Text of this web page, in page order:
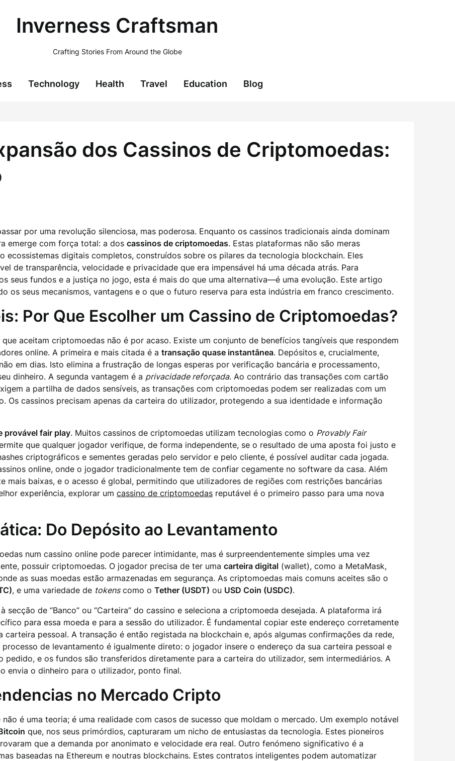
Inverness Craftsman
Crafting Stories From Around the Globe
Technology Health Travel Education Blog
dos Cassinos de Criptomoedas:
por uma revolução silenciosa, mas poderosa. Enquanto os cassinos tradicionais ainda dominam
emerge com força total: a dos cassinos de criptomoedas. Estas plataformas não são meras
ecossistemas digitais completos, construídos sobre os pilares da tecnologia blockchain. Eles
de transparência, velocidade e privacidade que era impensável há uma década atrás. Para
seus fundos e a justiça no jogo, esta é mais do que uma alternativa—é uma evolução. Este artigo
os seus mecanismos, vantagens e o que o futuro reserva para esta indústria em franco crescimento.
Por Que Escolher um Cassino de Criptomoedas?
aceitam criptomoedas não é por acaso. Existe um conjunto de benefícios tangíveis que respondem
online. A primeira e mais citada é a transação quase instantânea. Depósitos e, crucialmente,
em dias. Isto elimina a frustração de longas esperas por verificação bancária e processamento,
dinheiro. A segunda vantagem é a privacidade reforçada. Ao contrário das transações com cartão
a partilha de dados sensíveis, as transações com criptomoedas podem ser realizadas com um
Os cassinos precisam apenas da carteira do utilizador, protegendo a sua identidade e informação
provável fair play. Muitos cassinos de criptomoedas utilizam tecnologias como o Provably Fair
que qualquer jogador verifique, de forma independente, se o resultado de uma aposta foi justo e
criptográficos e sementes geradas pelo servidor e pelo cliente, é possível auditar cada jogada.
online, onde o jogador tradicionalmente tem de confiar cegamente no software da casa. Além
mais baixas, e o acesso é global, permitindo que utilizadores de regiões com restrições bancárias
experiência, explorar um cassino de criptomoedas reputável é o primeiro passo para uma nova
Do Depósito ao Levantamento
num cassino online pode parecer intimidante, mas é surpreendentemente simples uma vez
possuir criptomoedas. O jogador precisa de ter uma carteira digital (wallet), como a MetaMask,
as suas moedas estão armazenadas em segurança. As criptomoedas mais comuns aceites são o
, e uma variedade de tokenscomo o Tether (USDT) ou USD Coin (USDC).
de “Banco” ou “Carteira” do cassino e seleciona a criptomoeda desejada. A plataforma irá
para essa moeda e para a sessão do utilizador. É fundamental copiar este endereço corretamente
carteira pessoal. A transação é então registada na blockchain e, após algumas confirmações da rede,
de levantamento é igualmente direto: o jogador insere o endereço da sua carteira pessoal e
pedido, e os fundos são transferidos diretamente para a carteira do utilizador, sem intermediários. A
envia o dinheiro para o utilizador, ponto final.
no Mercado Cripto
é uma teoria; é uma realidade com casos de sucesso que moldam o mercado. Um exemplo notável
que, nos seus primórdios, capturaram um nicho de entusiastas da tecnologia. Estes pioneiros
que a demanda por anonimato e velocidade era real. Outro fenómeno significativo é a
baseadas na Ethereum e noutras blockchains. Estes contratos inteligentes podem automatizar